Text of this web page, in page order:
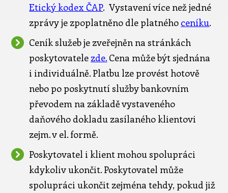
Etický kodex ČAP. Vystavení více než jedné
zprávy je zpoplatněno dle platného ceníku.
Ceník služeb je zveřejněn na stránkách
poskytovatele zde. Cena může být sjednána
i individuálně. Platbu lze provést hotově
nebo po poskytnutí služby bankovním
převodem na základě vystaveného
daňového dokladu zasílaného klientovi
zejm. v el. formě.
Poskytovatel i klient mohou spolupráci
kdykoliv ukončit. Poskytovatel může
spolupráci ukončit zejména tehdy, pokud již